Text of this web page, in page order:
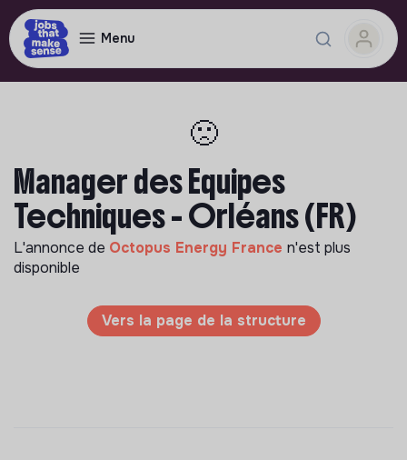
Menu
🙁
Manager des Equipes
Techniques - Orléans (FR)
L'annonce de Octopus Energy France n'est plus
disponible
Vers la page de la structure